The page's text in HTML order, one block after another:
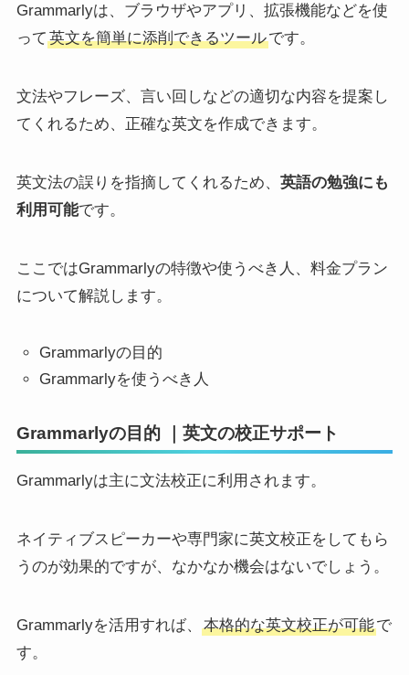
Grammarlyは、ブラウザやアプリ、拡張機能などを使
って 英文を簡単に添削できるツールです。
文法やフレーズ、言い回しなどの適切な内容を提案し
てくれるため、正確な英文を作成できます。
英文法の誤りを指摘してくれるため、 英語の勉強にも
利用可能です。
ここではGrammarlyの特徴や使うべき人、料金プラン
について解説します。
Grammarlyの目的
Grammarlyを使うべき人
Grammarlyの目的 ｜英文の校正サポート
Grammarlyは主に文法校正に利用されます。
ネイティブスピーカーや専門家に英文校正をしてもら
うのが効果的ですが、なかなか機会はないでしょう。
Grammarlyを活用すれば、 本格的な英文校正が可能で
す。